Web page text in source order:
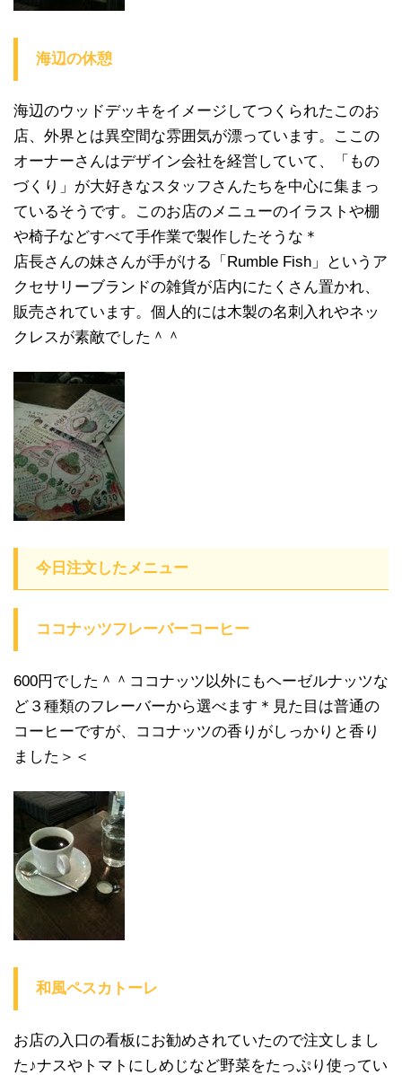
海辺の休憩
海辺のウッドデッキをイメージしてつくられたこのお
店、外界とは異空間な雰囲気が漂っています。ここの
オーナーさんはデザイン会社を経営していて、「もの
づくり」が大好きなスタッフさんたちを中心に集まっ
ているそうです。このお店のメニューのイラストや棚
や椅子などすべて手作業で製作したそうな＊
店長さんの妹さんが手がける「Rumble Fish」というア
クセサリーブランドの雑貨が店内にたくさん置かれ、
販売されています。個人的には木製の名刺入れやネッ
クレスが素敵でした＾＾
今日注文したメニュー
ココナッツフレーバーコーヒー
600円でした＾＾ココナッツ以外にもヘーゼルナッツな
ど３種類のフレーバーから選べます＊見た目は普通の
コーヒーですが、ココナッツの香りがしっかりと香り
ました＞＜
和風ペスカトーレ
お店の入口の看板にお勧めされていたので注文しまし
た♪ナスやトマトにしめじなど野菜をたっぷり使ってい